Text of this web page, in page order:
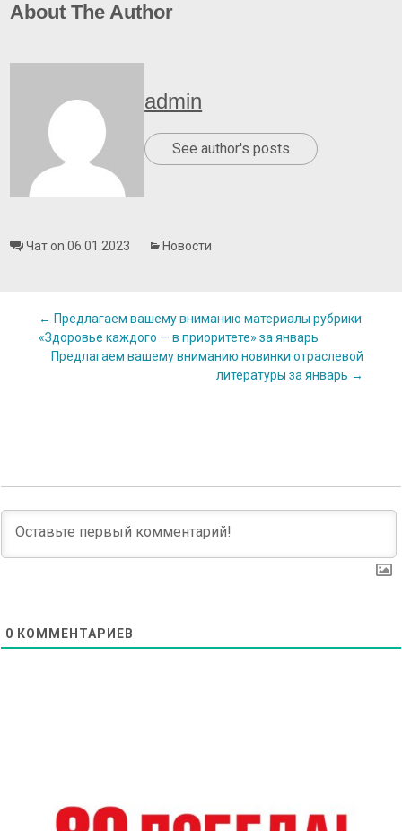
About The Author
admin
See author's posts
Чат on 06.01.2023 Новости
Post
← Предлагаем вашему вниманию материалы рубрики
«Здоровье каждого — в приоритете» за январь
Предлагаем вашему вниманию новинки отраслевой
литературы за январь →
0 КОММЕНТАРИЕВ